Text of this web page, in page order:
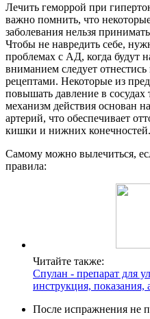
Лечить геморрой при
важно помнить, что
заболевания нельзя
Чтобы не навредить себе,
проблемах с АД, когда будут
вниманием следует
рецептами. Некоторые из
повышать давление в сосудах
механизм действия основан
артерий, что обеспечивает
кишки и нижних конечностей.
Самому можно вылечиться,
правила:
Читайте также:
Спулан - препарат для
инструкция, показания,
После испражнения не